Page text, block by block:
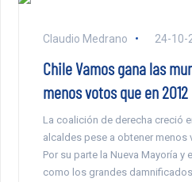
Claudio Medrano 24-10-
Chile Vamos gana las
menos votos que en 2012
La coalición de derecha creció
alcaldes pese a obtener menos
Por su parte la Nueva Mayoría y
como los grandes